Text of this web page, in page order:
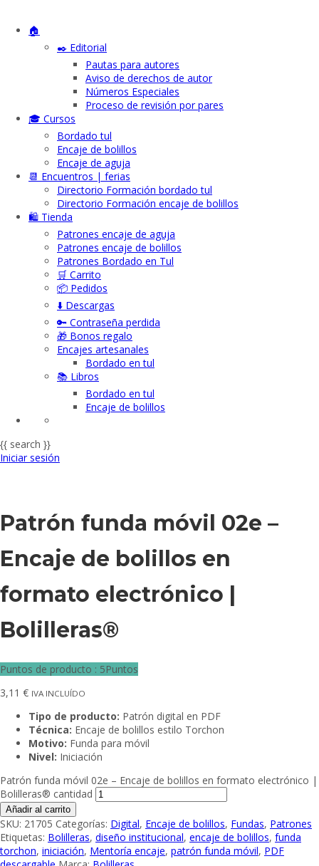
🏠
✒️ Editorial
Pautas para autores
Aviso de derechos de autor
Números Especiales
Proceso de revisión por pares
🎓 Cursos
Bordado tul
Encaje de bolillos
Encaje de aguja
📆 Encuentros | ferias
Directorio Formación bordado tul
Directorio Formación encaje de bolillos
🛍️ Tienda
Patrones encaje de aguja
Patrones encaje de bolillos
Patrones Bordado en Tul
🛒 Carrito
📦 Pedidos
⬇️ Descargas
🔑 Contraseña perdida
🎁 Bonos regalo
Encajes artesanales
Bordado en tul
📚 Libros
Bordado en tul
Encaje de bolillos
{{ search }}
Iniciar sesión
Patrón funda móvil 02e –
Encaje de bolillos en
formato electrónico |
Bolilleras®
Puntos de producto : 5Puntos
3,11 € IVA INCLUÍDO
Tipo de producto: Patrón digital en PDF
Técnica: Encaje de bolillos estilo Torchon
Motivo: Funda para móvil
Nivel: Iniciación
Patrón funda móvil 02e – Encaje de bolillos en formato electrónico |
Bolilleras® cantidad
Añadir al carrito
SKU: 21705 Categorías: Digital, Encaje de bolillos, Fundas, Patrones
Etiquetas: Bolilleras, diseño institucional, encaje de bolillos, funda
torchon, iniciación, Mentoría encaje, patrón funda móvil, PDF